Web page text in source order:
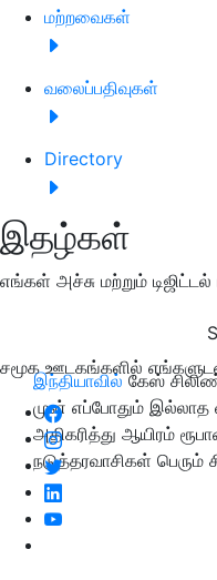
மற்றவைகள்
வலைப்பதிவுகள்
Directory
இதழ்கள்
எங்கள் அச்சு மற்றும் டிஜிட்டல்
சமூக ஊடகங்களில்
இந்தியாவில்கேஸ்
முன் எப்போதும் இல்லாத
அதிகரித்து ஆயிரம்
நடுத்தரவாசிகள்